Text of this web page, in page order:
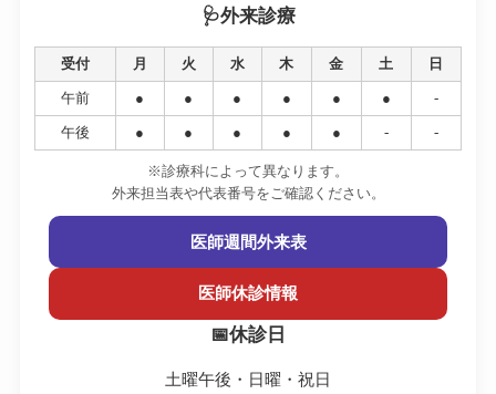
外来診療
受付 月 火 水 木 金 土 日
午前 ● ● ● ● ● ● -
午後 ● ● ● ● ● - -
※診療科によって異なります。
外来担当表や代表番号をご確認ください。
医師週間外来表
医師休診情報
休診日
土曜午後・日曜・祝日